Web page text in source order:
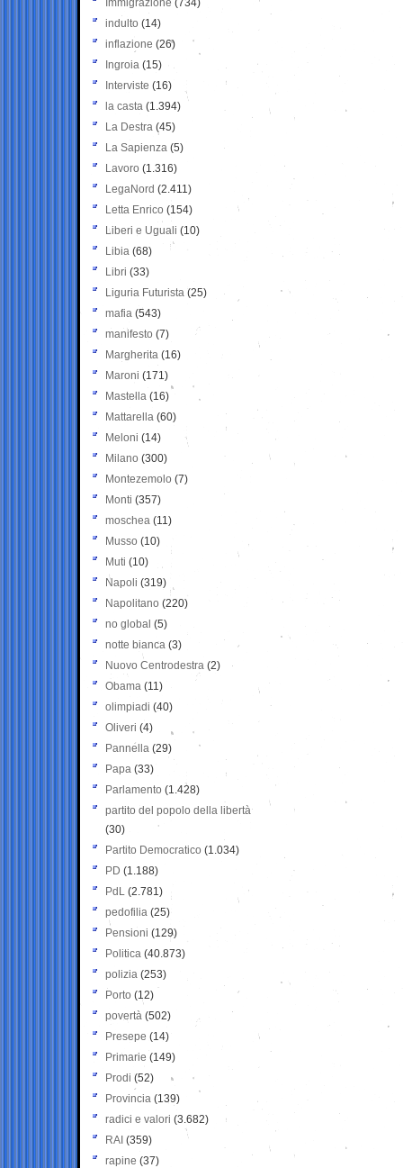
Immigrazione (734)
indulto (14)
inflazione (26)
Ingroia (15)
Interviste (16)
la casta (1.394)
La Destra (45)
La Sapienza (5)
Lavoro (1.316)
LegaNord (2.411)
Letta Enrico (154)
Liberi e Uguali (10)
Libia (68)
Libri (33)
Liguria Futurista (25)
mafia (543)
manifesto (7)
Margherita (16)
Maroni (171)
Mastella (16)
Mattarella (60)
Meloni (14)
Milano (300)
Montezemolo (7)
Monti (357)
moschea (11)
Musso (10)
Muti (10)
Napoli (319)
Napolitano (220)
no global (5)
notte bianca (3)
Nuovo Centrodestra (2)
Obama (11)
olimpiadi (40)
Oliveri (4)
Pannella (29)
Papa (33)
Parlamento (1.428)
partito del popolo della libertà
(30)
Partito Democratico (1.034)
PD (1.188)
PdL (2.781)
pedofilia (25)
Pensioni (129)
Politica (40.873)
polizia (253)
Porto (12)
povertà (502)
Presepe (14)
Primarie (149)
Prodi (52)
Provincia (139)
radici e valori (3.682)
RAI (359)
rapine (37)